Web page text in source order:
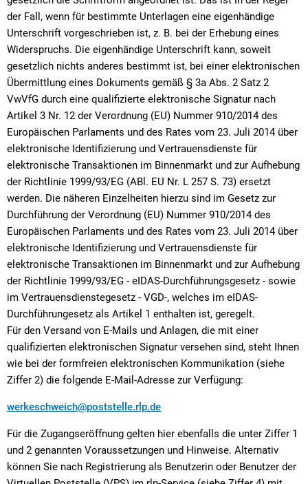
der Fall, wenn für bestimmte Unterlagen eine eigenhändige
Unterschrift vorgeschrieben ist, z. B. bei der Erhebung eines
Widerspruchs. Die eigenhändige Unterschrift kann, soweit
gesetzlich nichts anderes bestimmt ist, bei einer elektronischen
Übermittlung eines Dokuments gemäß § 3a Abs. 2 Satz 2
VwVfG durch eine qualifizierte elektronische Signatur nach
Artikel 3 Nr. 12 der Verordnung (EU) Nummer 910/2014 des
Europäischen Parlaments und des Rates vom 23. Juli 2014 über
elektronische Identifizierung und Vertrauensdienste für
elektronische Transaktionen im Binnenmarkt und zur Aufhebung
der Richtlinie 1999/93/EG (ABl. EU Nr. L 257 S. 73) ersetzt
werden. Die näheren Einzelheiten hierzu sind im Gesetz zur
Durchführung der Verordnung (EU) Nummer 910/2014 des
Europäischen Parlaments und des Rates vom 23. Juli 2014 über
elektronische Identifizierung und Vertrauensdienste für
elektronische Transaktionen im Binnenmarkt und zur Aufhebung
der Richtlinie 1999/93/EG - eIDAS-Durchführungsgesetz - sowie
im Vertrauensdienstegesetz - VGD-, welches im eIDAS-
Durchführungesetz als Artikel 1 enthalten ist, geregelt.
Für den Versand von E-Mails und Anlagen, die mit einer
qualifizierten elektronischen Signatur versehen sind, steht Ihnen
wie bei der formfreien elektronischen Kommunikation (siehe
Ziffer 2) die folgende E-Mail-Adresse zur Verfügung:
werkeschweich@poststelle.rlp.de
Für die Zugangseröffnung gelten hier ebenfalls die unter Ziffer 1
und 2 genannten Voraussetzungen und Hinweise. Alternativ
können Sie nach Registrierung als Benutzerin oder Benutzer der